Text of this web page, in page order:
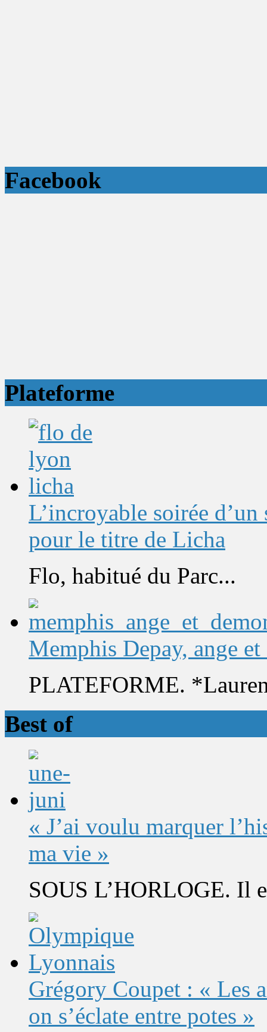
Facebook
Plateforme
L’incroyable soirée
pour le titre de Licha
Flo, habitué du Parc...
Memphis Depay, ange et
PLATEFORME.
Best of
« J’ai voulu marquer
ma vie »
SOUS L’HORLOGE. Il
Grégory Coupet : « Les
on s’éclate entre potes »